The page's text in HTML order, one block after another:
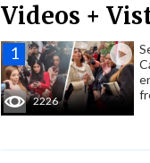
Videos +
2226